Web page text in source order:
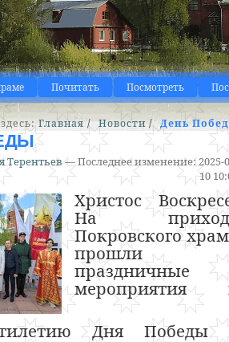
Почитать Посмотреть
Главная /Новости /День
Терентьев—Последнее изменение:2025-
10
Христос
На
Покровского
прошли
праздничные
мероприятия
Дня Победы